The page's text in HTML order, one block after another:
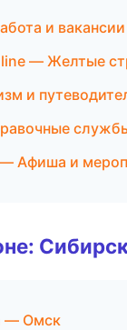
и вакансии
— Желтые
и
Афиша и
— Омск